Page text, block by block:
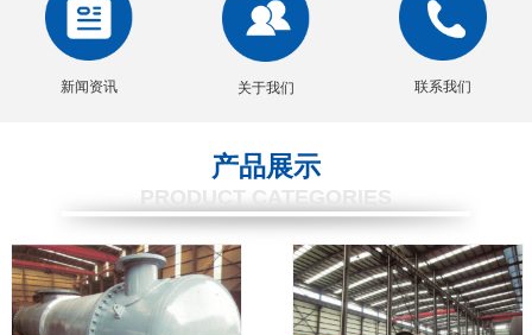
新闻资讯 关于我们 联系我们
产品展示
PRODUCT CATEGORIES